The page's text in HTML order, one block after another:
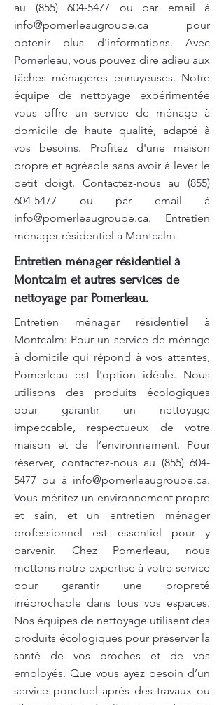
au (855) 604-5477 ou par email à
info@pomerleaugroupe.ca pour
obtenir plus d'informations. Avec
Pomerleau, vous pouvez dire adieu aux
tâches ménagères ennuyeuses. Notre
équipe de nettoyage expérimentée
vous offre un service de ménage à
domicile de haute qualité, adapté à
vos besoins. Profitez d'une maison
propre et agréable sans avoir à lever le
petit doigt. Contactez-nous au (855)
604-5477 ou par email à
info@pomerleaugroupe.ca. Entretien
ménager résidentiel à Montcalm
Entretien ménager résidentiel à
Montcalm et autres services de
nettoyage par Pomerleau.
Entretien ménager résidentiel à
Montcalm: Pour un service de ménage
à domicile qui répond à vos attentes,
Pomerleau est l'option idéale. Nous
utilisons des produits écologiques
pour garantir un nettoyage
impeccable, respectueux de votre
maison et de l’environnement. Pour
réserver, contactez-nous au (855) 604-
5477 ou à info@pomerleaugroupe.ca.
Vous méritez un environnement propre
et sain, et un entretien ménager
professionnel est essentiel pour y
parvenir. Chez Pomerleau, nous
mettons notre expertise à votre service
pour garantir une propreté
irréprochable dans tous vos espaces.
Nos équipes de nettoyage utilisent des
produits écologiques pour préserver la
santé de vos proches et de vos
employés. Que vous ayez besoin d’un
service ponctuel après des travaux ou